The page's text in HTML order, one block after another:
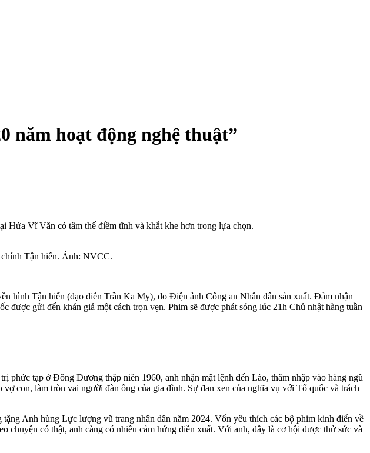
năm hoạt động nghệ thuật”
Hứa Vĩ Văn có tâm thế điềm tĩnh và khắt khe hơn trong lựa chọn.
Tận hiến. Ảnh: NVCC.
hình Tận hiến (đạo diễn Trần Ka My), do Điện ảnh Công an Nhân dân sản xuất. Đảm nhận
gửi đến khán giả một cách trọn vẹn. Phim sẽ được phát sóng lúc 21h Chủ nhật hàng tuần
phức tạp ở Đông Dương thập niên 1960, anh nhận mật lệnh đến Lào, thâm nhập vào hàng ngũ
con, làm tròn vai người đàn ông của gia đình. Sự đan xen của nghĩa vụ với Tổ quốc và trách
Anh hùng Lực lượng vũ trang nhân dân năm 2024. Vốn yêu thích các bộ phim kinh điển về
có thật, anh càng có nhiều cảm hứng diễn xuất. Với anh, đây là cơ hội được thử sức và